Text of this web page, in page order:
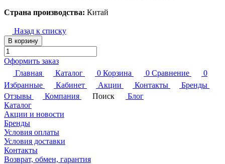
Страна производства: Китай
Назад к списку
В корзину
Оформить заказ
Главная
Каталог 0 Корзина 0 Сравнение
0
Избранные
Кабинет Акции Контакты
Бренды
Отзывы
Компания Поиск
Блог
Каталог
Акции и новости
Бренды
Условия оплаты
Условия доставки
Контакты
Возврат, обмен, гарантия